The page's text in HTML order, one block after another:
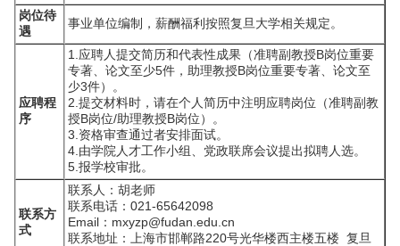
岗位待
遇
事业单位编制，薪酬福利按照复旦大学相关规定。
应聘程
序
1.应聘人提交简历和代表性成果（准聘副教授B岗位重要
专著、论文至少5件，助理教授B岗位重要专著、论文至
少3件）。
2.提交材料时，请在个人简历中注明应聘岗位（准聘副教
授B岗位/助理教授B岗位）。
3.资格审查通过者安排面试。
4.由学院人才工作小组、党政联席会议提出拟聘人选。
5.报学校审批。
联系方
式
联系人：胡老师
联系电话：021-65642098
Email：mxyzp@fudan.edu.cn
联系地址：上海市邯郸路220号光华楼西主楼五楼 复旦